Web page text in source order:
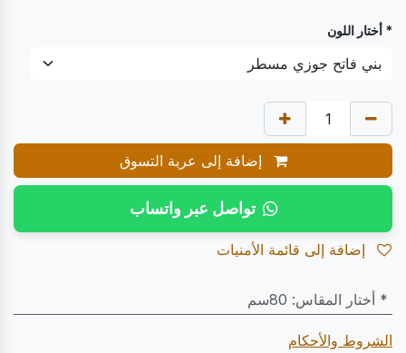
* أختار اللون
إضافة إلى عربة التسوق
تواصل عبر واتساب
* أختار المقاس: 80سم
الشروط والأحكام